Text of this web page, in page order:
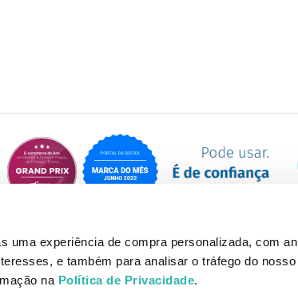
uma experiência de compra personalizada, com
e também para analisar o tráfego do
na Política de Privacidade.